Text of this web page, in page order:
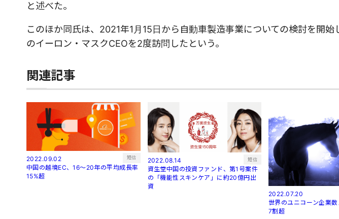
と述べた。
このほか同氏は、2021年1月15日から自動車製造事業についての検討を開始
のイーロン・マスクCEOを2度訪問したという。
関連記事
2022.09.02 短信
中国の越境EC、16～20年の平均成長率
15%超
2022.08.14 短信
資生堂中国の投資ファンド、第1号案件
の「機能性スキンケア」に約20億円出
資
2022.07.20
世界のユニコーン企業
7割超